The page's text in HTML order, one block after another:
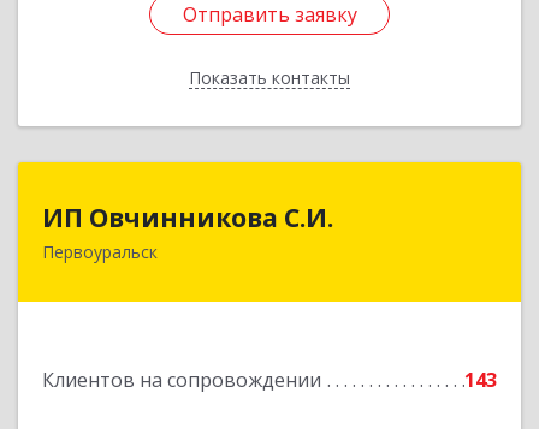
Отправить заявку
Показать контакты
Отправить заявку
Назад
ИП Овчинникова С.И.
Первоуральск
Клиентов на сопровождении 143
623119, Свердловская обл, Первоуральск г,